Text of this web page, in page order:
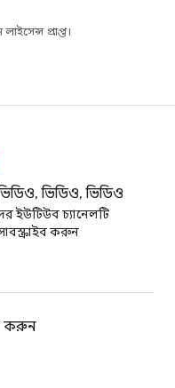
প্রাপ্ত।
ভিডিও, ভিডিও
ইউটিউব চ্যানেলটি
করুন
করুন